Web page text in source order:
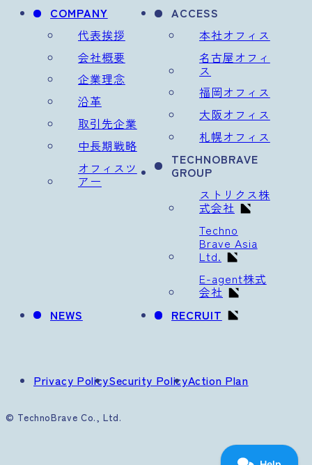
COMPANY
代表挨拶
会社概要
企業理念
沿革
取引先企業
中長期戦略
オフィスツ
アー
ACCESS
本社オフィス
名古屋オフィ
ス
福岡オフィス
大阪オフィス
札幌オフィス
TECHNOBRAVE
GROUP
ストリクス株
式会社
Techno
Brave Asia
Ltd.
E-agent株式
会社
NEWS
RECRUIT
Privacy PolicySecurity PolicyAction Plan
© TechnoBrave Co., Ltd.